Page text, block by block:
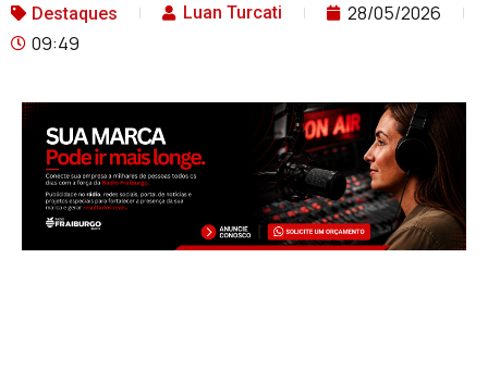
Destaques Luan Turcati
28/05/2026
09:49